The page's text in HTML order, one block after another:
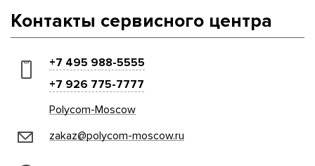
Контакты сервисного центра
+7 495 988-5555
+7 926 775-7777
Polycom-Moscow
zakaz@polycom-moscow.ru